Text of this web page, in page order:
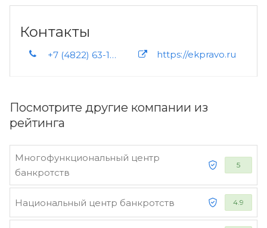
Посмотрите другие компании из
рейтинга
Многофункциональный центр
банкротств
5
Национальный центр банкротств 4.9
Контакты
+7 (4822) 63-10-91 +7 (4822) 47-62-76 https://ekpravo.ru